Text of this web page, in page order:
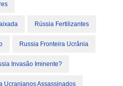
Rússia Fertilizantes
Russia Fronteira Ucrânia
Invasão Iminente?
Ucranianos Assassinados